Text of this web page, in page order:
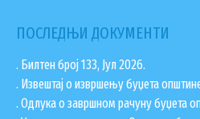
ПОСЛЕДЊИ ДОКУМЕНТИ
. Билтен број 133, Јул 2026.
. Извештај о извршењу буџета
. Одлука о завршном рачуну буџета